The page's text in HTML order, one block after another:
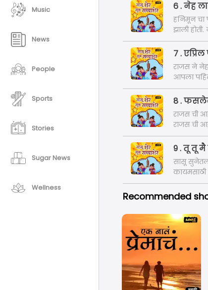
Music
News
People
Sports
Stories
Sugar News
Wellness
6 . नेह
हनिमून चा
झाली
7 .
राजस ने
आपला
करायच
8 .
राजस ची
राजस ची
असतच..
9 . तू तू
सासू सुनेतल
Recommended